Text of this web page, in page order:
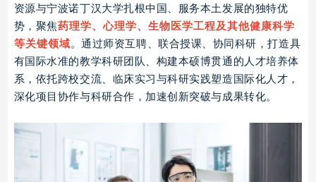
资源与宁波诺丁汉大学扎根中国、服务本土发展的独特优
势，聚焦药理学、心理学、生物医学工程及其他健康科学
等关键领域。通过师资互聘、联合授课、协同科研，打造具
有国际水准的教学科研团队、构建本硕博贯通的人才培养体
系，依托跨校交流、临床实习与科研实践塑造国际化人才，
深化项目协作与科研合作，加速创新突破与成果转化。